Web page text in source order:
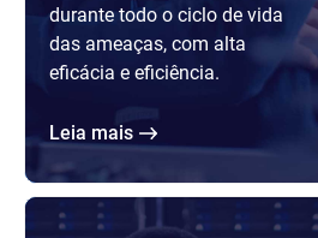
durante todo o ciclo de vida
das ameaças, com alta
eficácia e eficiência.
Leia mais